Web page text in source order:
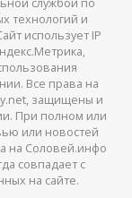
технологий и
использует IP
Все права на
защищены и
При полном или
или новостей
на Соловей.инфо
совпадает с
на сайте.